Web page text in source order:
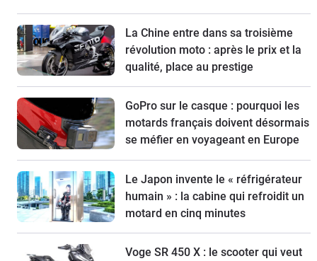
La Chine entre dans sa troisième
révolution moto : après le prix et la
qualité, place au prestige
GoPro sur le casque : pourquoi les
motards français doivent désormais
se méfier en voyageant en Europe
Le Japon invente le « réfrigérateur
humain » : la cabine qui refroidit un
motard en cinq minutes
Voge SR 450 X : le scooter qui veut